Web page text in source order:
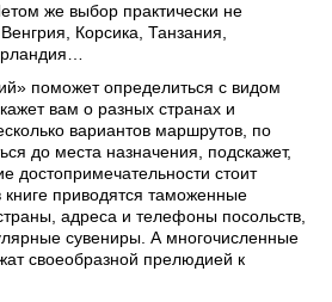
же выбор практически не
Корсика, Танзания,
поможет определиться с видом
вам о разных странах и
вариантов маршрутов, по
до места назначения, подскажет,
достопримечательности стоит
книге приводятся таможенные
адреса и телефоны посольств,
сувениры. А многочисленные
своеобразной прелюдией к